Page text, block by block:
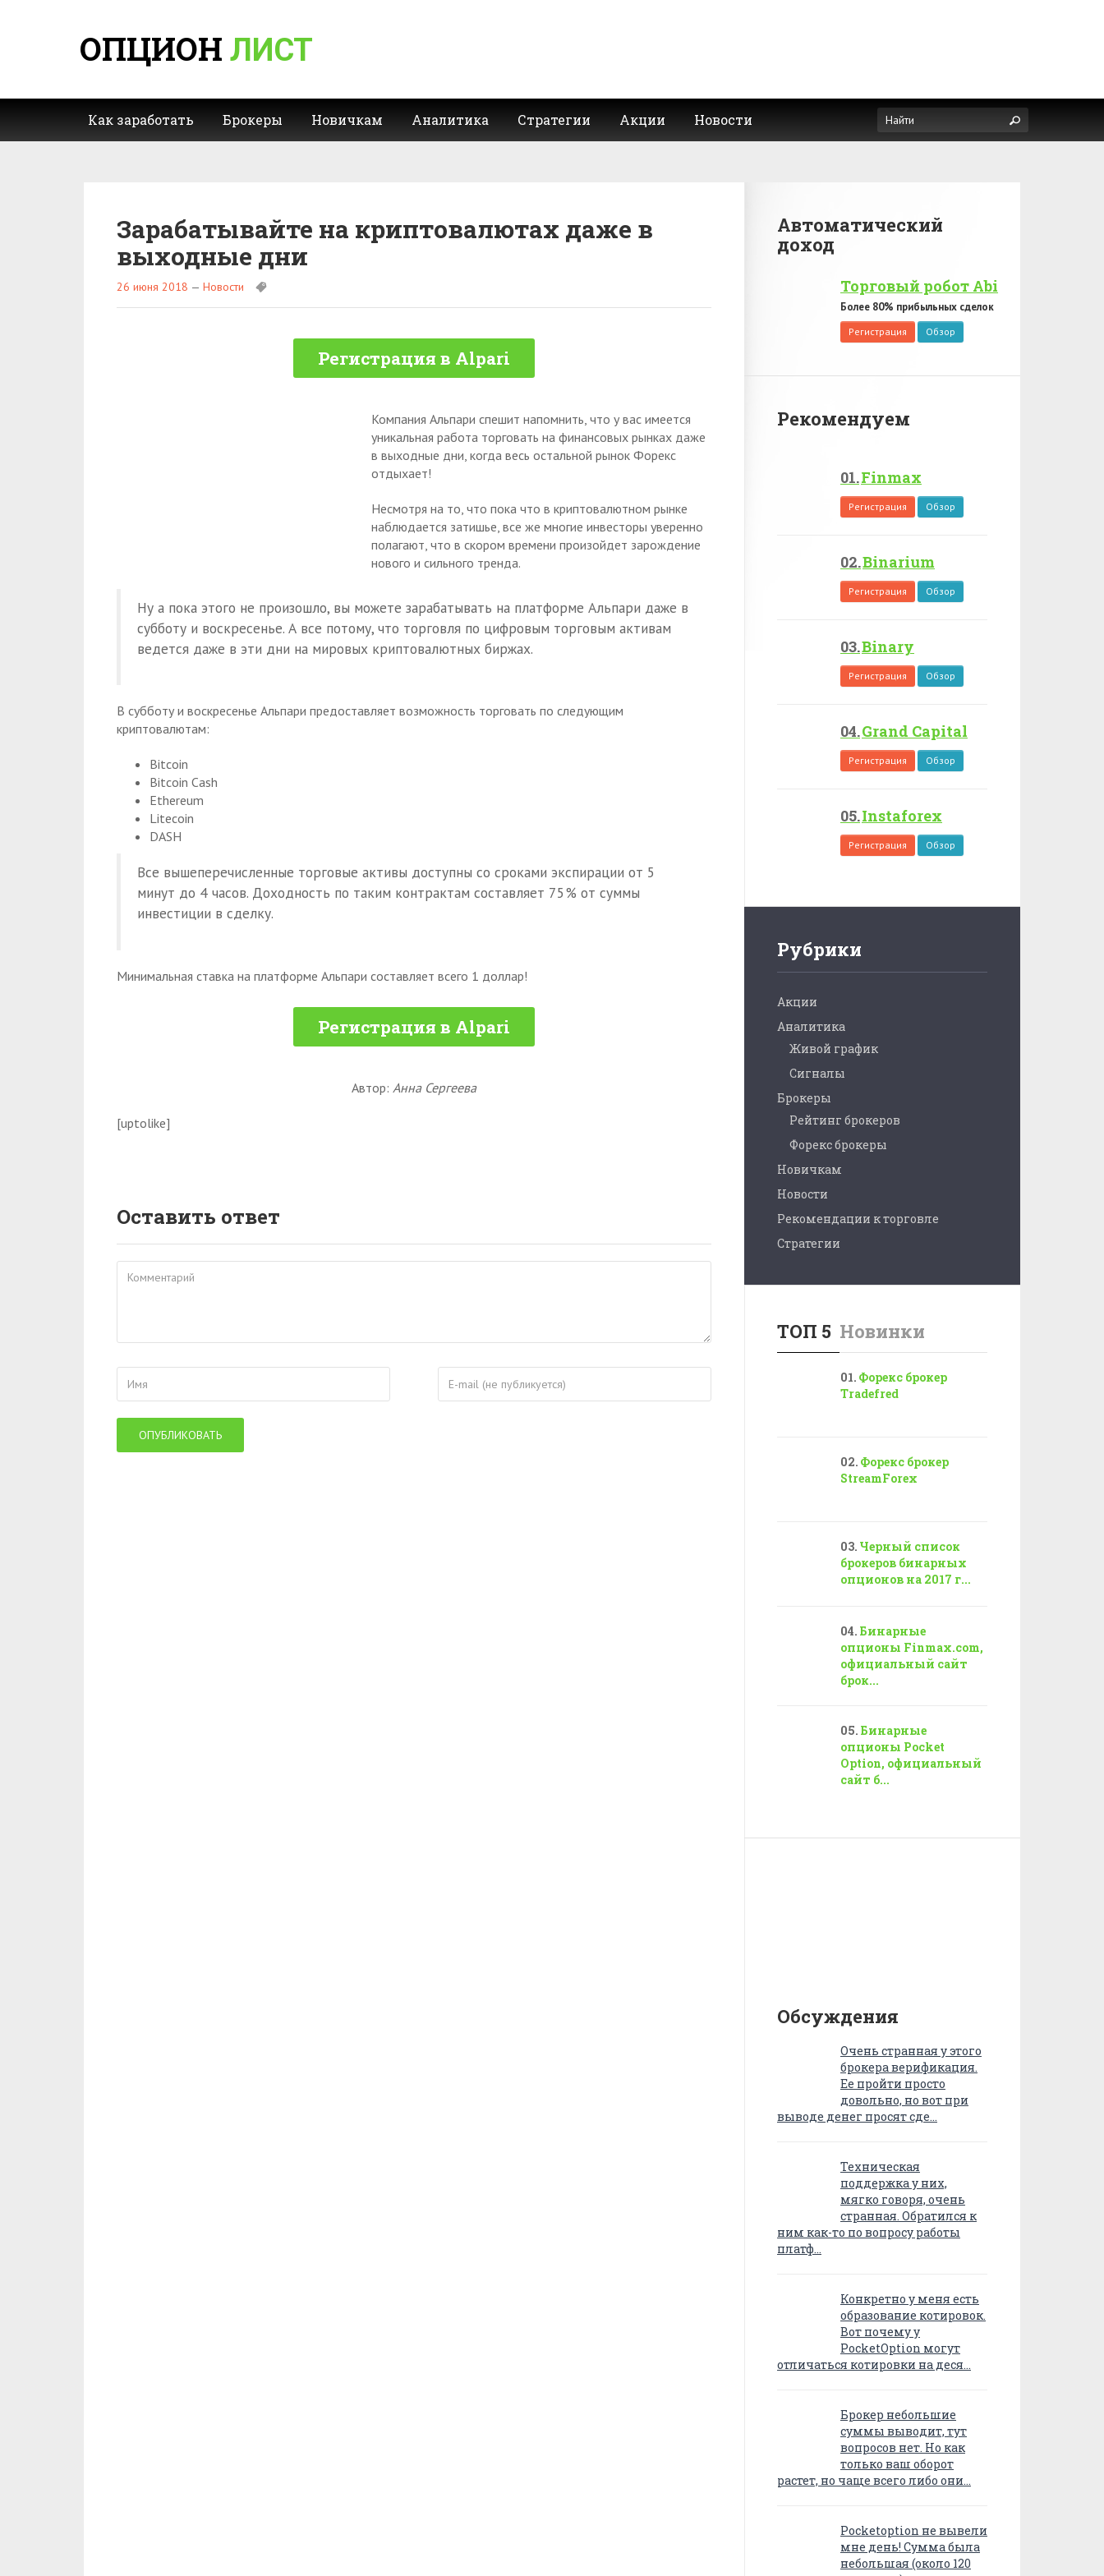
ОПЦИОН ЛИСТ
Как заработать Брокеры Новичкам Аналитика Стратегии Акции Новости
Зарабатывайте на криптовалютах даже в
выходные дни
26 июня 2018 — Новости
Регистрация в Alpari
Компания Альпари спешит напомнить, что у вас имеется
уникальная работа торговать на финансовых рынках даже
в выходные дни, когда весь остальной рынок Форекс
отдыхает!
Несмотря на то, что пока что в криптовалютном рынке
наблюдается затишье, все же многие инвесторы уверенно
полагают, что в скором времени произойдет зарождение
нового и сильного тренда.
Ну а пока этого не произошло, вы можете зарабатывать на платформе Альпари даже в
субботу и воскресенье. А все потому, что торговля по цифровым торговым активам
ведется даже в эти дни на мировых криптовалютных биржах.
В субботу и воскресенье Альпари предоставляет возможность торговать по следующим
криптовалютам:
Bitcoin
Bitcoin Cash
Ethereum
Litecoin
DASH
Все вышеперечисленные торговые активы доступны со сроками экспирации от 5
минут до 4 часов. Доходность по таким контрактам составляет 75% от суммы
инвестиции в сделку.
Минимальная ставка на платформе Альпари составляет всего 1 доллар!
Регистрация в Alpari
Автор: Анна Сергеева
[uptolike]
Оставить ответ
Автоматический
доход
Торговый робот Abi
Более 80% прибыльных сделок
Регистрация Обзор
Рекомендуем
Finmax
Регистрация Обзор
Binarium
Регистрация Обзор
Binary
Регистрация Обзор
Grand Capital
Регистрация Обзор
Instaforex
Регистрация Обзор
Рубрики
Акции
Аналитика
Живой график
Сигналы
Брокеры
Рейтинг брокеров
Форекс брокеры
Новичкам
Новости
Рекомендации к торговле
Стратегии
ТОП 5 Новинки
Форекс брокер
Tradefred
Форекс брокер
StreamForex
Черный список
брокеров бинарных
опционов на 2017 г...
Бинарные
опционы Finmax.com,
официальный сайт
брок...
Бинарные
опционы Pocket
Option, официальный
сайт б...
Обсуждения
Очень странная у этого
брокера верификация.
Ее пройти просто
довольно, но вот при
выводе денег просят сде…
Техническая
поддержка у них,
мягко говоря, очень
странная. Обратился к
ним как-то по вопросу работы
платф…
Конкретно у меня есть
образование котировок.
Вот почему у
PocketOption могут
отличаться котировки на деся…
Брокер небольшие
суммы выводит, тут
вопросов нет. Но как
только ваш оборот
растет, но чаще всего либо они…
Pocketoption не вывели
мне день! Сумма была
небольшая (около 120